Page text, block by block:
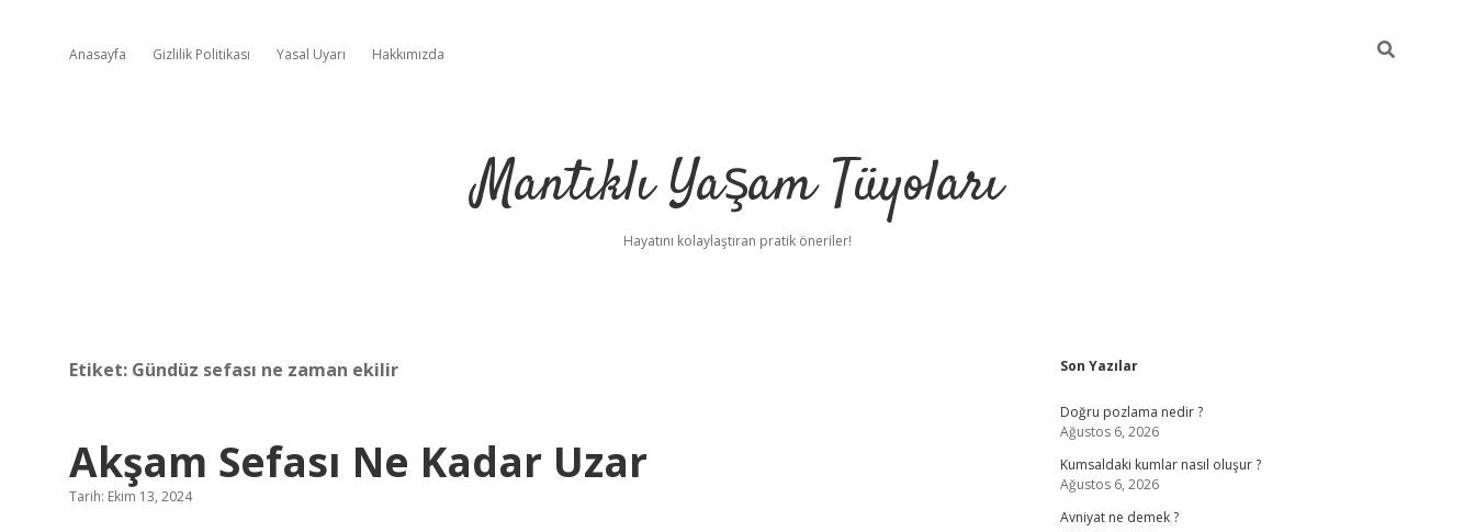
Anasayfa Gizlilik Politikası Yasal Uyarı Hakkımızda
Mantıklı Yaşam Tüyoları
Hayatını kolaylaştıran pratik öneriler!
Etiket: Gündüz sefası ne zaman ekilir
Akşam Sefası Ne Kadar Uzar
Tarih: Ekim 13, 2024
Sidebar
Son Yazılar
Doğru pozlama nedir ?
Ağustos 6, 2026
Kumsaldaki kumlar nasıl oluşur ?
Ağustos 6, 2026
Avniyat ne demek ?